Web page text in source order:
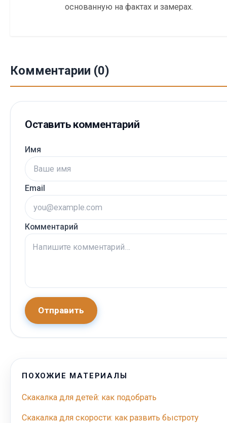
основанную на фактах и замерах.
Комментарии (0)
Оставить комментарий
Имя
Email
Комментарий
Отправить
ПОХОЖИЕ МАТЕРИАЛЫ
Скакалка для детей: как подобрать
Скакалка для скорости: как развить быстроту